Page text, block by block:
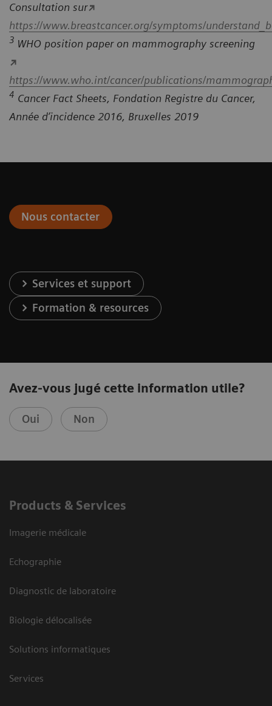
Consultation sur
https://www.breastcancer.org/symptoms/
3 WHO position paper on mammography screening
https://www.who.int/cancer/publications/
4 Cancer Fact Sheets, Fondation Registre du Cancer,
Année d’incidence 2016, Bruxelles 2019
Nous contacter
Services et support
Formation & resources
Avez-vous jugé cette information utile?
Oui Non
Products & Services
Imagerie médicale
Echographie
Diagnostic de laboratoire
Biologie délocalisée
Solutions informatiques
Services